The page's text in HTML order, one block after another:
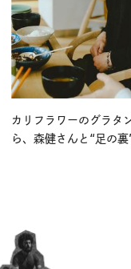
カリフラワーのグラタ
ら、森健さんと“足の